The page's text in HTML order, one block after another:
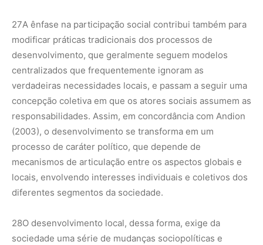
27A ênfase na participação social contribui também para
modificar práticas tradicionais dos processos de
desenvolvimento, que geralmente seguem modelos
centralizados que frequentemente ignoram as
verdadeiras necessidades locais, e passam a seguir uma
concepção coletiva em que os atores sociais assumem as
responsabilidades. Assim, em concordância com Andion
(2003), o desenvolvimento se transforma em um
processo de caráter político, que depende de
mecanismos de articulação entre os aspectos globais e
locais, envolvendo interesses individuais e coletivos dos
diferentes segmentos da sociedade.
28O desenvolvimento local, dessa forma, exige da
sociedade uma série de mudanças sociopolíticas e